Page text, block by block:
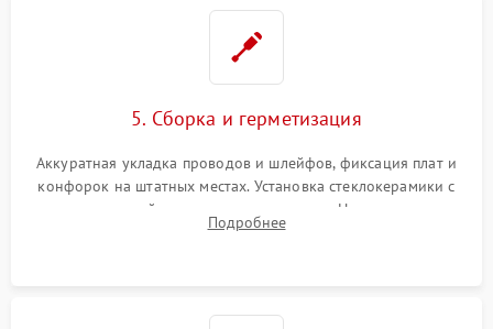
5. Сборка и герметизация
Аккуратная укладка проводов и шлейфов, фиксация плат и
конфорок на штатных местах. Установка стеклокерамики с
проверкой равномерности зазоров. Нанесение
термостойкого герметика или укладка уплотнительной
Подробнее